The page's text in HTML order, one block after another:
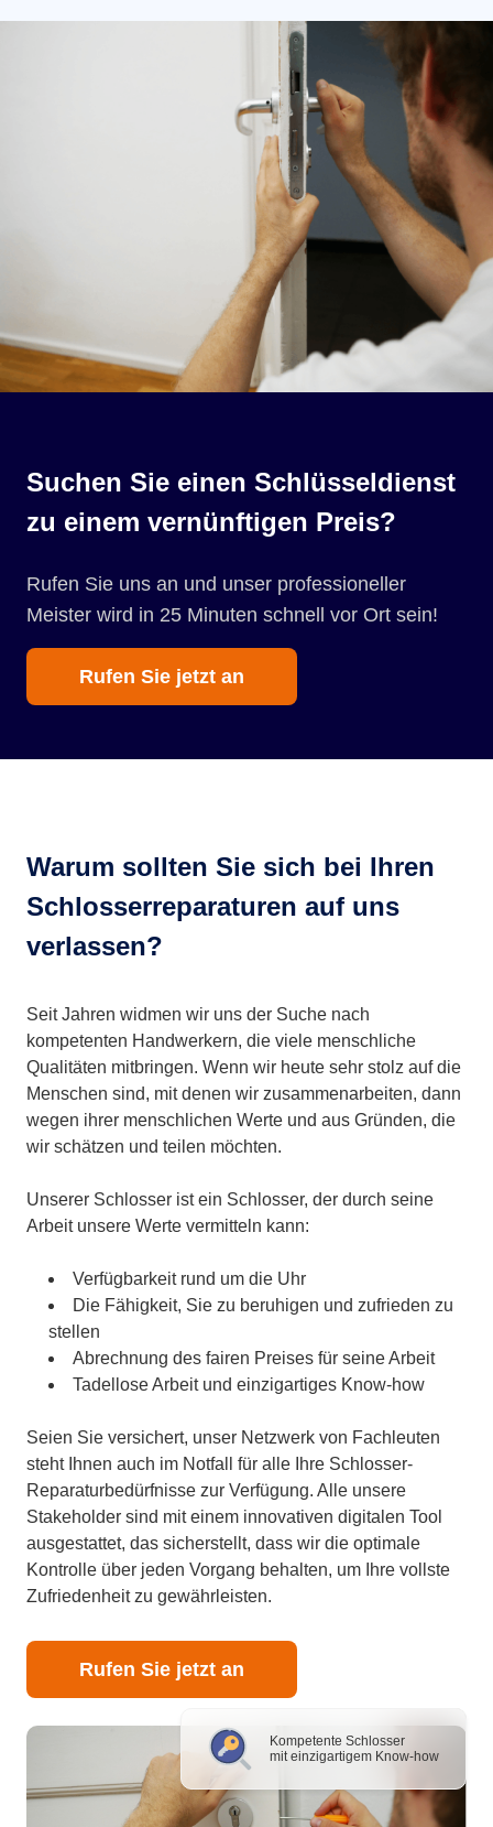
Suchen Sie einen Schlüsseldienst
zu einem vernünftigen Preis?
Rufen Sie uns an und unser professioneller
Meister wird in 25 Minuten schnell vor Ort sein!
Rufen Sie jetzt an
Kompetente Schlosser
mit einzigartigem Know-how
Warum sollten Sie sich bei Ihren
Schlosserreparaturen auf uns
verlassen?
Seit Jahren widmen wir uns der Suche nach
kompetenten Handwerkern, die viele menschliche
Qualitäten mitbringen. Wenn wir heute sehr stolz auf die
Menschen sind, mit denen wir zusammenarbeiten, dann
wegen ihrer menschlichen Werte und aus Gründen, die
wir schätzen und teilen möchten.
Unserer Schlosser ist ein Schlosser, der durch seine
Arbeit unsere Werte vermitteln kann:
Verfügbarkeit rund um die Uhr
Die Fähigkeit, Sie zu beruhigen und zufrieden zu
stellen
Abrechnung des fairen Preises für seine Arbeit
Tadellose Arbeit und einzigartiges Know-how
Seien Sie versichert, unser Netzwerk von Fachleuten
steht Ihnen auch im Notfall für alle Ihre Schlosser-
Reparaturbedürfnisse zur Verfügung. Alle unsere
Stakeholder sind mit einem innovativen digitalen Tool
ausgestattet, das sicherstellt, dass wir die optimale
Kontrolle über jeden Vorgang behalten, um Ihre vollste
Zufriedenheit zu gewährleisten.
Rufen Sie jetzt an